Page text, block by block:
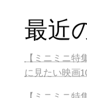
最近
【ミニミニ
に見たい映画